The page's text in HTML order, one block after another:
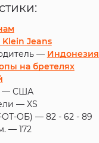
Klein Jeans
— Индонезия
на бретелях
— США
— XS
ОТ-ОБ) — 82 - 62 - 89
— 172